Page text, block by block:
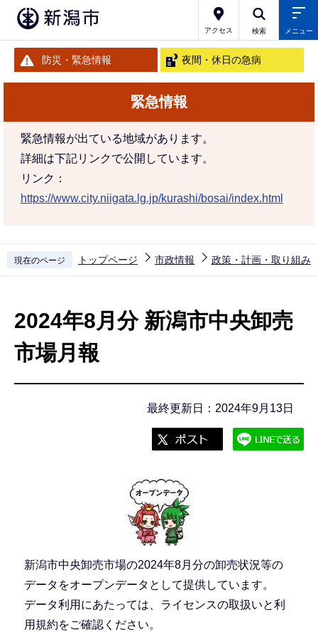
アクセス 検索 メニュー
防災・緊急情報 夜間・休日の急病
緊急情報
緊急情報が出ている地域があります。
詳細は下記リンクで公開しています。
リンク：
https://www.city.niigata.lg.jp/kurashi/bosai/index.html
現在のページ トップページ 市政情報 政策・計画・取り組み
2024年8月分 新潟市中央卸売
市場月報
最終更新日：2024年9月13日
新潟市中央卸売市場の2024年8月分の卸売状況等の
データをオープンデータとして提供しています。
データ利用にあたっては、ライセンスの取扱いと利
用規約をご確認ください。